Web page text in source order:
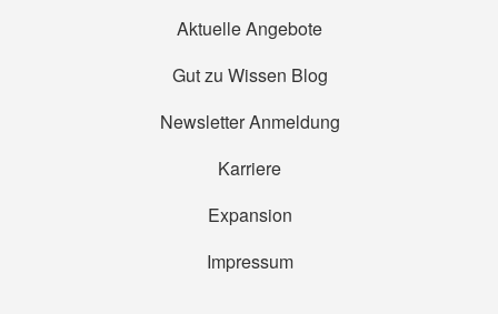
Aktuelle Angebote
Gut zu Wissen Blog
Newsletter Anmeldung
Karriere
Expansion
Impressum